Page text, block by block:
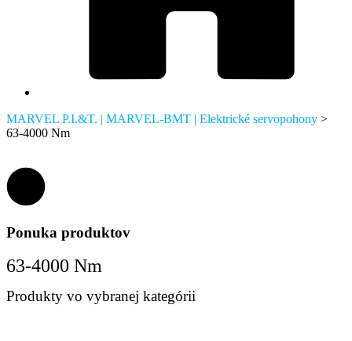
MARVEL P.I.&T. | MARVEL-BMT | Elektrické servopohony >
63-4000 Nm
Ponuka produktov
63-4000 Nm
Produkty vo vybranej kategórii